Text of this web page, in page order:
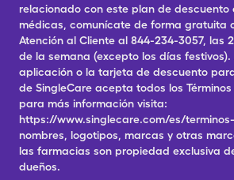
relacionado con este plan de descuento
médicas, comunícate de forma gratuita
Atención al Cliente al 844-234-3057, las
de la semana (excepto los días festivos).
aplicación o la tarjeta de descuento
de SingleCare acepta todos los
para más información visita:
https://www.singlecare.com/es/
nombres, logotipos, marcas y otras
las farmacias son propiedad exclusiva
dueños.